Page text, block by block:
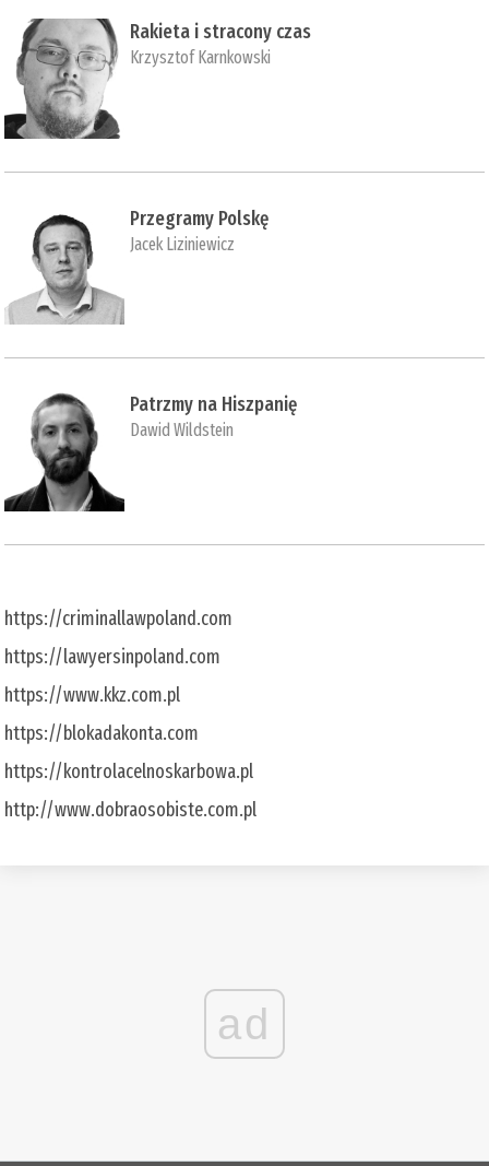
Rakieta i stracony czas
Krzysztof Karnkowski
Przegramy Polskę
Jacek Liziniewicz
Patrzmy na Hiszpanię
Dawid Wildstein
https://criminallawpoland.com
https://lawyersinpoland.com
https://www.kkz.com.pl
https://blokadakonta.com
https://kontrolacelnoskarbowa.pl
http://www.dobraosobiste.com.pl
ad